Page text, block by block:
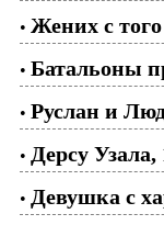
• Жених с того
• Батальоны
• Руслан и
• Дерсу Узала,
• Девушка с